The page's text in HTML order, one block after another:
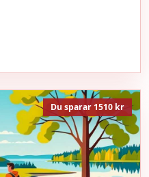
Du sparar 1510 kr